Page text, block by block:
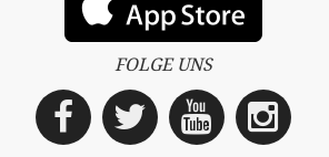
FOLGE UNS
Facebook
Twitter